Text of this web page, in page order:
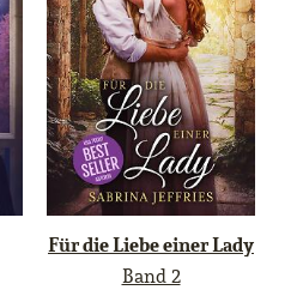
Für die Liebe einer Lady
Band 2